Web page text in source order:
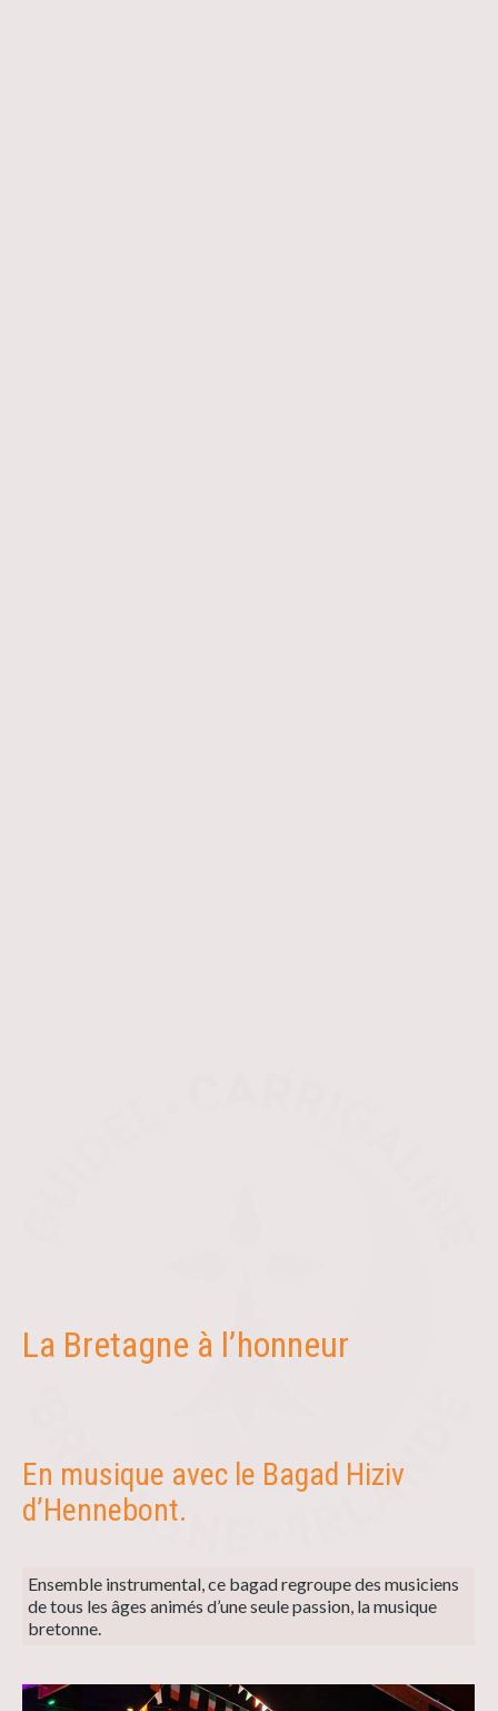
La Bretagne à l’honneur
En musique avec le Bagad Hiziv
d’Hennebont.
Ensemble instrumental, ce bagad regroupe des musiciens
de tous les âges animés d’une seule passion, la musique
bretonne.